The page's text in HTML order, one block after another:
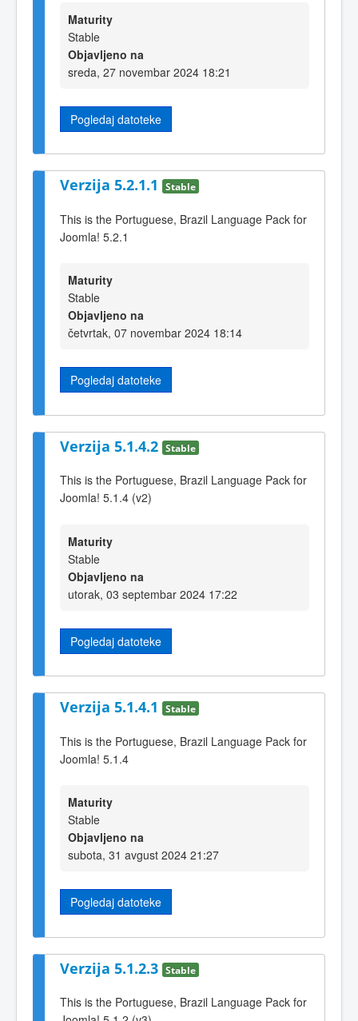
Maturity
Stable
Objavljeno na
sreda, 27 novembar 2024 18:21
Pogledaj datoteke
Verzija 5.2.1.1 Stable
This is the Portuguese, Brazil Language Pack for
Joomla! 5.2.1
Maturity
Stable
Objavljeno na
četvrtak, 07 novembar 2024 18:14
Pogledaj datoteke
Verzija 5.1.4.2 Stable
This is the Portuguese, Brazil Language Pack for
Joomla! 5.1.4 (v2)
Maturity
Stable
Objavljeno na
utorak, 03 septembar 2024 17:22
Pogledaj datoteke
Verzija 5.1.4.1 Stable
This is the Portuguese, Brazil Language Pack for
Joomla! 5.1.4
Maturity
Stable
Objavljeno na
subota, 31 avgust 2024 21:27
Pogledaj datoteke
Verzija 5.1.2.3 Stable
This is the Portuguese, Brazil Language Pack for